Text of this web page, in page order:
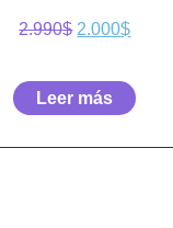
2.990$ 2.000$
Leer más